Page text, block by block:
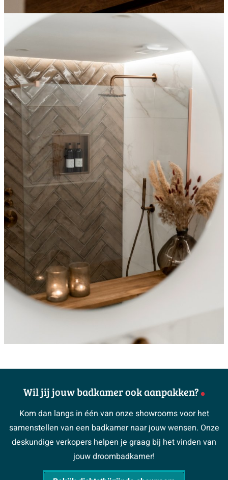
Wil jij jouw badkamer ook aanpakken?
Kom dan langs in één van onze showrooms voor het
samenstellen van een badkamer naar jouw wensen. Onze
deskundige verkopers helpen je graag bij het vinden van
jouw droombadkamer!